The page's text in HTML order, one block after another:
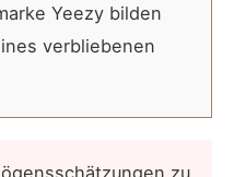
Yeezy bilden
verbliebenen
zu